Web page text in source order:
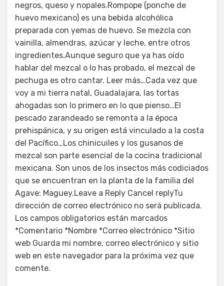
negros, queso y nopales.Rompope (ponche de
huevo mexicano) es una bebida alcohólica
preparada con yemas de huevo. Se mezcla con
vainilla, almendras, azúcar y leche, entre otros
ingredientes.Aunque seguro que ya has oído
hablar del mezcal o lo has probado, el mezcal de
pechuga es otro cantar. Leer más…Cada vez que
voy a mi tierra natal, Guadalajara, las tortas
ahogadas son lo primero en lo que pienso…El
pescado zarandeado se remonta a la época
prehispánica, y su origen está vinculado a la costa
del Pacífico…Los chinicuiles y los gusanos de
mezcal son parte esencial de la cocina tradicional
mexicana. Son unos de los insectos más codiciados
que se encuentran en la planta de la familia del
Agave: Maguey.Leave a Reply Cancel replyTu
dirección de correo electrónico no será publicada.
Los campos obligatorios están marcados
*Comentario *Nombre *Correo electrónico *Sitio
web Guarda mi nombre, correo electrónico y sitio
web en este navegador para la próxima vez que
comente.